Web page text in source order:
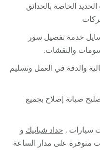
الخاصة بالحدائق
خدمة تفصيل سور
والنقشات.
والدقة في العمل وتسليم
صيانة إصلاح بجميع
سيارات , حداد شبابيك و
متوفرة على مدار الساعة